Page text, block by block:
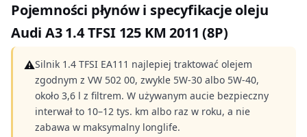
Pojemności płynów i specyfikacje oleju
Audi A3 1.4 TFSI 125 KM 2011 (8P)
⚠Silnik 1.4 TFSI EA111 najlepiej traktować olejem
zgodnym z VW 502 00, zwykle 5W-30 albo 5W-40,
około 3,6 l z filtrem. W używanym aucie bezpieczny
interwał to 10–12 tys. km albo raz w roku, a nie
zabawa w maksymalny longlife.